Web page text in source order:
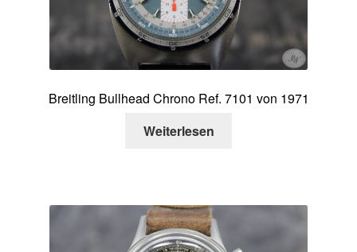
Breitling Bullhead Chrono Ref. 7101 von 1971
Weiterlesen